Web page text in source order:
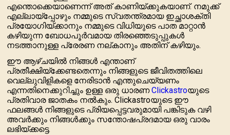
എന്തൊക്കെയാണെന്ന് അത് കാണിയ്ക്കുകയാണ്. നമുക്ക്
എല്ലായ്‌പ്പോഴും നമ്മുടെ സ്വതന്ത്രമായ ഇച്ഛാശക്തി
പ്രയോഗിയ്ക്കാനും നമ്മുടെ വിധിയുടെ പാത മാറ്റാൻ
കഴിയുന്ന ബോധപൂർവമായ തിരഞ്ഞെടുപ്പുകൾ
നടത്താനുള്ള പ്രേരണ നല്കാനും അതിന് കഴിയും.
ഈ ആഴ്‌ചയിൽ നിങ്ങൾ എന്താണ്
പ്രതീക്ഷിയ്ക്കേണ്ടതെന്നും നിങ്ങളുടെ ജീവിതത്തിലെ
വെല്ലുവിളികളെ നേരിടാൻ എന്തുചെയ്യണം
എന്നതിനെക്കുറിച്ചും ഉള്ള ഒരു ധാരണClickastroയുടെ
പ്രതിവാര ജാതകം നൽകും. Clickastroയുടെ ഈ
ഫലങ്ങൾ നിങ്ങളുടെ പ്രിയപ്പെട്ടവരുമായി പങ്കിടുക വഴി
അവർക്കും നിങ്ങൾക്കും സന്തോഷപ്രദമായ ഒരു വാരം
ലഭിയ്ക്കട്ടെ.